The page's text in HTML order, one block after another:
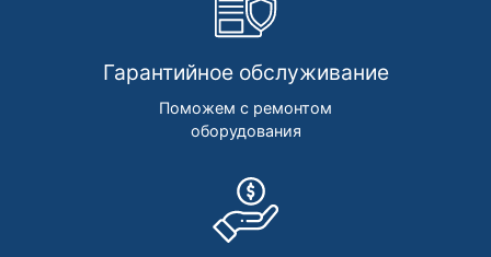
Гарантийное обслуживание
Поможем с ремонтом
оборудования